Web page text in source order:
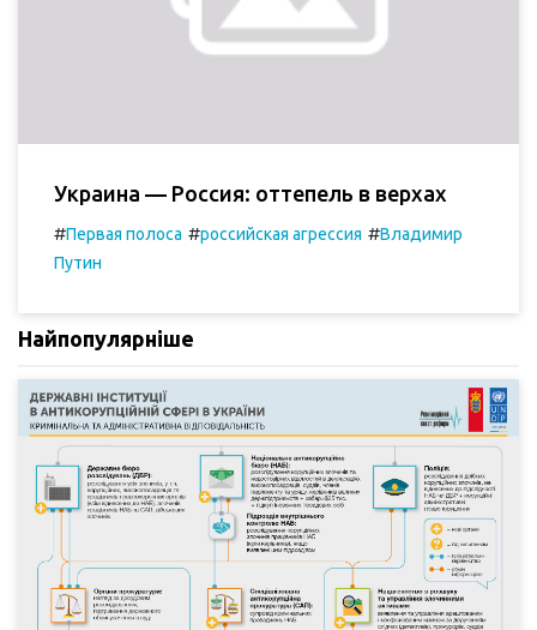
Украина — Россия: оттепель в верхах
#Первая полоса #российская агрессия #Владимир
Путин
Найпопулярніше